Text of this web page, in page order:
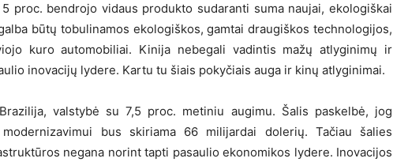
proc. bendrojo vidaus produkto sudaranti suma naujai, ekologiškai
būtų tobulinamos ekologiškos, gamtai draugiškos technologijos,
kuro automobiliai. Kinija nebegali vadintis mažų atlyginimų ir
inovacijų lydere. Kartu tu šiais pokyčiais auga ir kinų atlyginimai.
valstybė su 7,5 proc. metiniu augimu. Šalis paskelbė, jog
bus skiriama 66 milijardai dolerių. Tačiau šalies
negana norint tapti pasaulio ekonomikos lydere. Inovacijos